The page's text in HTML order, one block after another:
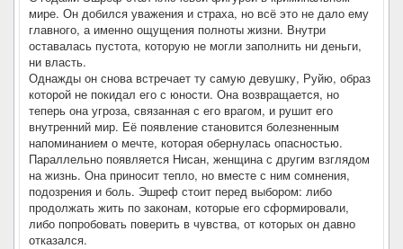
мире. Он добился уважения и страха, но всё это не дало ему
главного, а именно ощущения полноты жизни. Внутри
оставалась пустота, которую не могли заполнить ни деньги,
ни власть.
Однажды он снова встречает ту самую девушку, Руйю, образ
которой не покидал его с юности. Она возвращается, но
теперь она угроза, связанная с его врагом, и рушит его
внутренний мир. Её появление становится болезненным
напоминанием о мечте, которая обернулась опасностью.
Параллельно появляется Нисан, женщина с другим взглядом
на жизнь. Она приносит тепло, но вместе с ним сомнения,
подозрения и боль. Эшреф стоит перед выбором: либо
продолжать жить по законам, которые его сформировали,
либо попробовать поверить в чувства, от которых он давно
отказался.